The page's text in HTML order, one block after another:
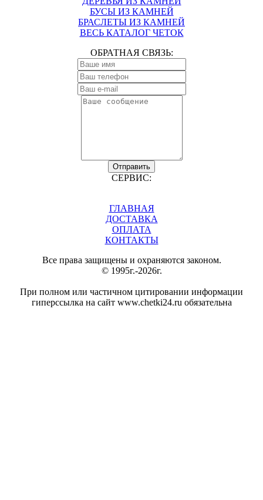
БУСЫ ИЗ КАМНЕЙ
БРАСЛЕТЫ ИЗ КАМНЕЙ
ВЕСЬ КАТАЛОГ ЧЕТОК
ОБРАТНАЯ СВЯЗЬ:
Отправить
СЕРВИС:
ГЛАВНАЯ
ДОСТАВКА
ОПЛАТА
КОНТАКТЫ
Все права защищены и охраняются законом.
© 1995г.-2026г.
При полном или частичном цитировании информации
гиперссылка на сайт www.chetki24.ru обязательна